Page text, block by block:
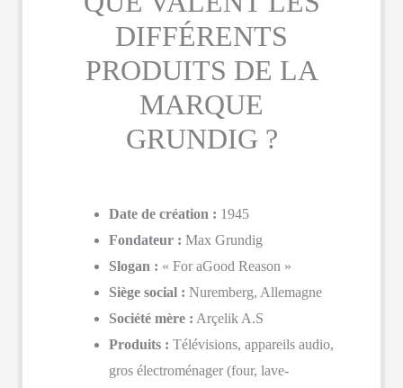
DIFFÉRENTS
PRODUITS DE LA
MARQUE
GRUNDIG ?
Date de création : 1945
Fondateur : Max Grundig
Slogan : « For aGood Reason »
Siège social : Nuremberg, Allemagne
Société mère : Arçelik A.S
Produits : Télévisions, appareils audio,
gros électroménager (four, lave-